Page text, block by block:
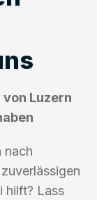
Luzern
nach
hilft? Lass